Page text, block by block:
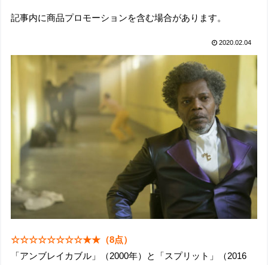
記事内に商品プロモーションを含む場合があります。
2020.02.04
☆☆☆☆☆☆☆☆★★（8点）
「アンブレイカブル」（2000年）と「スプリット」（2016